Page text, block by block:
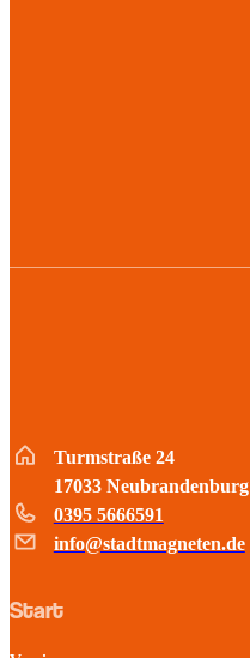
Turmstraße 24
17033 Neubrandenburg
0395 5666591
info@stadtmagneten.de
Start